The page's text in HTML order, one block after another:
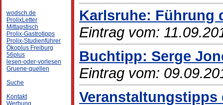
wodsch.de
ProlixLetter
Mittagstisch
Prolix-Gastrotipps
Prolix-Studienführer
Ökoplus Freiburg
56plus
lesen-oder-vorlesen
Gruene-quellen
Suche
Kontakt
Werbung
Karlsruhe: Führung
Eintrag vom:
Buchtipp: Serge
Eintrag vom:
Veranstaltungstipps